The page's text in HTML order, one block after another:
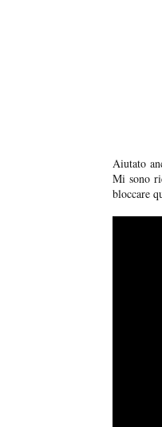
Aiutato
Mi sono
bloccare